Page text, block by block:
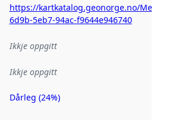
https://kartkatalog.geonorge.no/
6d9b-5eb7-94ac-f9644e946740
Ikkje oppgitt
Ikkje oppgitt
Metadatakvalitet
Dårleg (24%)